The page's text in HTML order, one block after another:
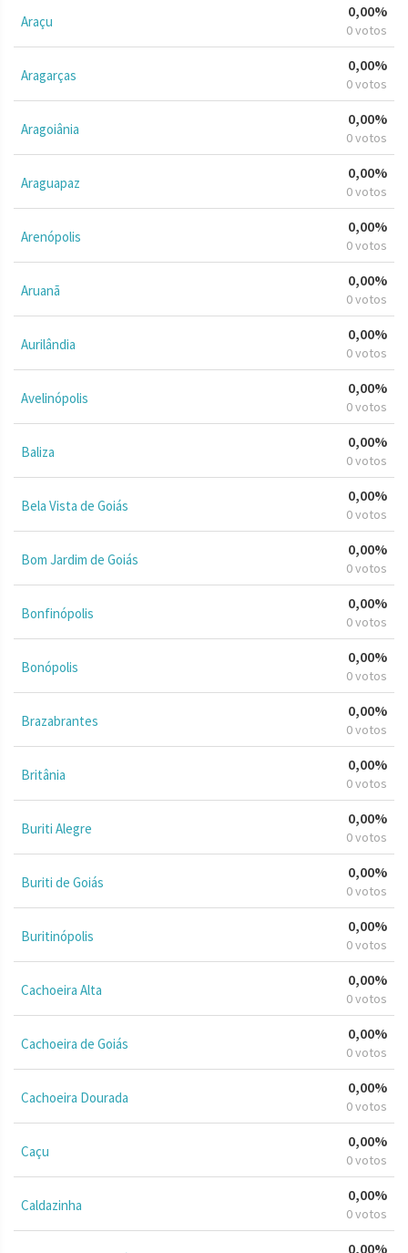
Araçu
0,00%
0 votos
Aragarças
0,00%
0 votos
Aragoiânia
0,00%
0 votos
Araguapaz
0,00%
0 votos
Arenópolis
0,00%
0 votos
Aruanã
0,00%
0 votos
Aurilândia
0,00%
0 votos
Avelinópolis
0,00%
0 votos
Baliza
0,00%
0 votos
Bela Vista de Goiás
0,00%
0 votos
Bom Jardim de Goiás
0,00%
0 votos
Bonfinópolis
0,00%
0 votos
Bonópolis
0,00%
0 votos
Brazabrantes
0,00%
0 votos
Britânia
0,00%
0 votos
Buriti Alegre
0,00%
0 votos
Buriti de Goiás
0,00%
0 votos
Buritinópolis
0,00%
0 votos
Cachoeira Alta
0,00%
0 votos
Cachoeira de Goiás
0,00%
0 votos
Cachoeira Dourada
0,00%
0 votos
Caçu
0,00%
0 votos
Caldazinha
0,00%
0 votos
0,00%